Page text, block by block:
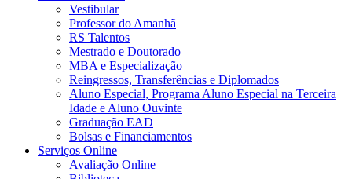
Vestibular
Professor do Amanhã
RS Talentos
Mestrado e Doutorado
MBA e Especialização
Reingressos, Transferências e Diplomados
Aluno Especial, Programa Aluno Especial na Terceira
Idade e Aluno Ouvinte
Graduação EAD
Bolsas e Financiamentos
Serviços Online
Avaliação Online